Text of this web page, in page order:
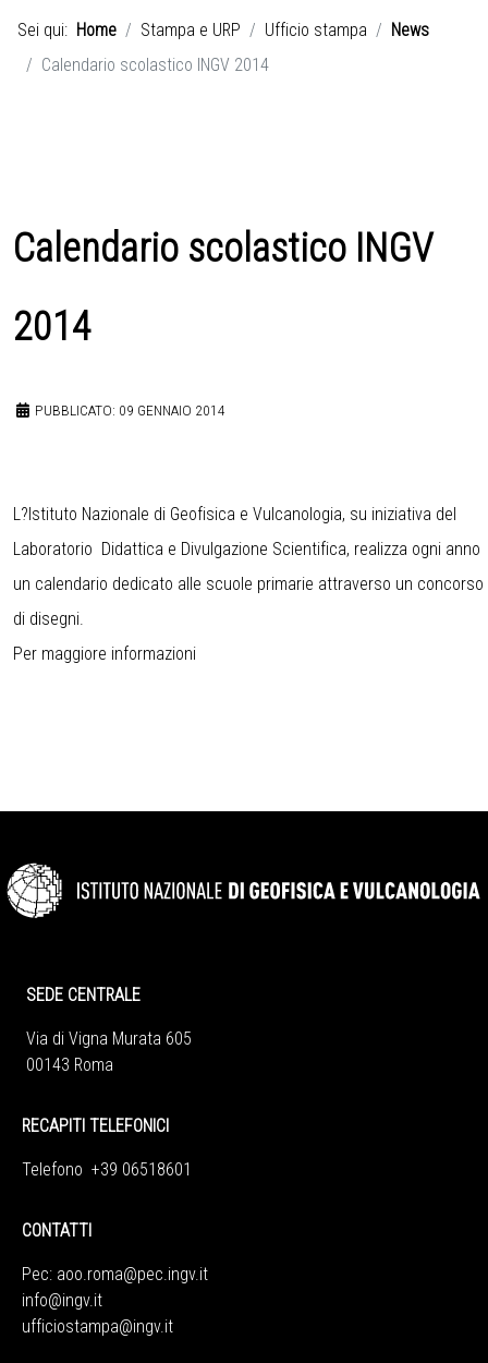
Sei qui: Home Stampa e URP Ufficio stampa
News
Calendario scolastico INGV 2014
Calendario scolastico INGV
2014
PUBBLICATO: 09 GENNAIO 2014
L?Istituto Nazionale di Geofisica e Vulcanologia, su iniziativa del
Laboratorio Didattica e Divulgazione Scientifica, realizza ogni anno
un calendario dedicato alle scuole primarie attraverso un concorso
di disegni.
Per maggiore informazioni
SEDE CENTRALE
Via di Vigna Murata 605
00143 Roma
RECAPITI TELEFONICI
Telefono +39 06518601
CONTATTI
Pec: aoo.roma@pec.ingv.it
info@ingv.it
ufficiostampa@ingv.it